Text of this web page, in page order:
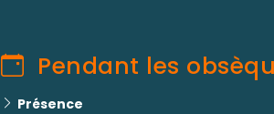
Pendant les
Présence